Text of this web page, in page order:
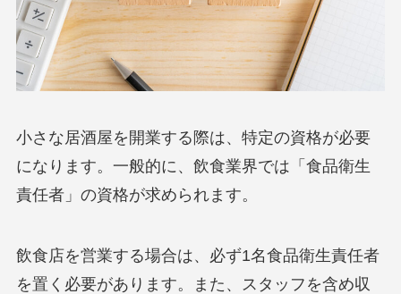
小さな居酒屋を開業する際は、特定の資格が必要
になります。一般的に、飲食業界では「食品衛生
責任者」の資格が求められます。
飲食店を営業する場合は、必ず1名食品衛生責任者
を置く必要があります。また、スタッフを含め収